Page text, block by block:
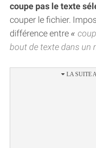
coupe pas le texte
couper le fichier.
différence entre
bout de texte dans un